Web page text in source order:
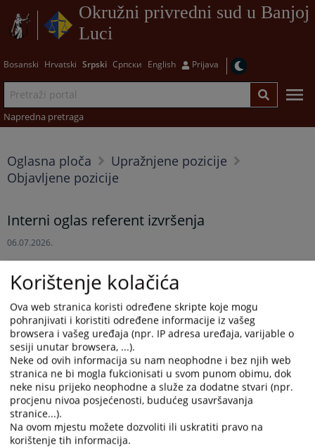
Okružni privredni sud u Banjoj
Luci
Bosanski Hrvatski Srpski Српски English Prijava
Napredna pretraga
Oglasna ploča
Upražnjene pozicije
Objavljene pozicije
Interni oglas referent izvršenja
06.07.2026.
Prikazana vijest je na
Prateći dokumenti
Interni oglas referent izvršenja
Prijava na interni oglas
94PREGLEDA
Korištenje kolačića
Ova web stranica koristi određene skripte koje mogu
pohranjivati i koristiti određene informacije iz vašeg
browsera i vašeg uređaja (npr. IP adresa uređaja, varijable o
sesiji unutar browsera, ...).
Neke od ovih informacija su nam neophodne i bez njih web
stranica ne bi mogla fukcionisati u svom punom obimu, dok
neke nisu prijeko neophodne a služe za dodatne stvari (npr.
procjenu nivoa posjećenosti, budućeg usavršavanja
stranice...).
Na ovom mjestu možete dozvoliti ili uskratiti pravo na
korištenje tih informacija.